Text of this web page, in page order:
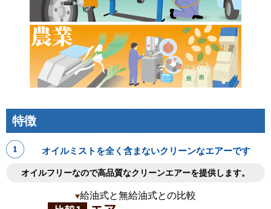
特徴
オイルミストを全く含まないクリーンなエアーです
オイルフリーなので高品質なクリーンエアーを提供します。
給油式と無給油式との比較